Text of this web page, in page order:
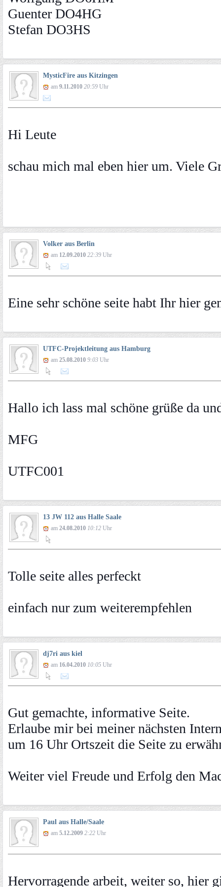
Guenter DO4HG
Stefan DO3HS
MysticFire aus Kitzingen
am 9.11.2010 20:59 Uhr
Hi Leute
schau mich mal eben hier um. Viele
Volker aus Berlin
am 12.09.2010 22:39 Uhr
Eine sehr schöne seite habt Ihr hier
UTFC-Projektleitung aus Hamburg
am 25.08.2010 9:03 Uhr
Hallo ich lass mal schöne grüße da
MFG
UTFC001
13 JW 112 aus Halle Saale
am 24.08.2010 10:12 Uhr
Tolle seite alles perfeckt
einfach nur zum weiterempfehlen
dj7ri aus kiel
am 16.04.2010 10:05 Uhr
Gut gemachte, informative Seite.
Erlaube mir bei meiner nächsten
um 16 Uhr Ortszeit die Seite zu
Weiter viel Freude und Erfolg den
Paul aus Halle/Saale
am 5.12.2009 2:22 Uhr
Hervorragende arbeit, weiter so, hier